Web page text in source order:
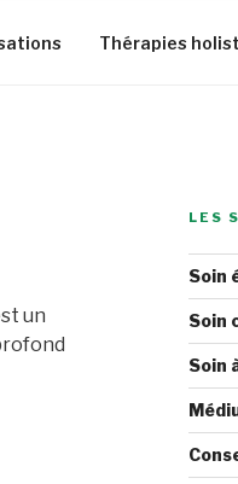
Thérapies
un
LES
Soin
Soin
Soin